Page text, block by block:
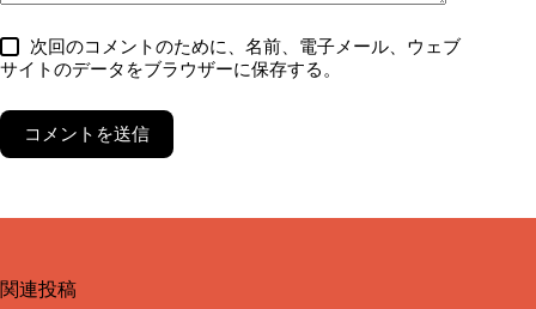
次回のコメントのために、名前、電子メール、ウェブ
サイトのデータをブラウザーに保存する。
コメントを送信
関連投稿